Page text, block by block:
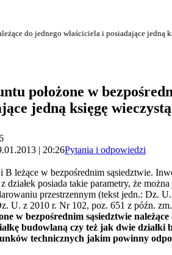
do jednego właściciela i posiadające
położone w
jedną księgę
| 20:26Pytania i odpowiedzi
B leżące w bezpośrednim sąsiedztwie.
działek posiada takie parametry, że
przestrzennym (tekst jedn.: Dz.
U. z 2010 r. Nr 102, poz. 651 z późn.
w bezpośrednim sąsiedztwie
budowlaną czy też jak dwie
technicznych jakim powinny